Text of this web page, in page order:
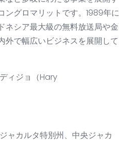
ングロマリットです。1989年に
ネシア最大級の無料放送局や金
外で幅広いビジネスを展開して
ィジョ（Hary
ャカルタ特別州、中央ジャカ